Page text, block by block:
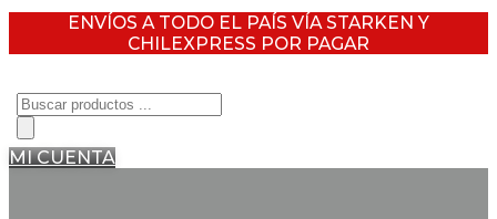
ENVÍOS A TODO EL PAÍS VÍA STARKEN Y
CHILEXPRESS POR PAGAR
Búsqueda
de
productos
MI CUENTA